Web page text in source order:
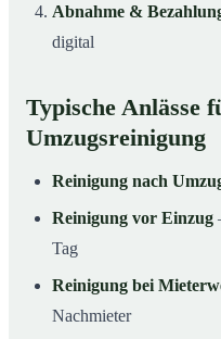
Abnahme &
digital
Typische Anlässe
Umzugsreinigung
Reinigung nach
Reinigung vor Einzug
Tag
Reinigung bei
Nachmieter